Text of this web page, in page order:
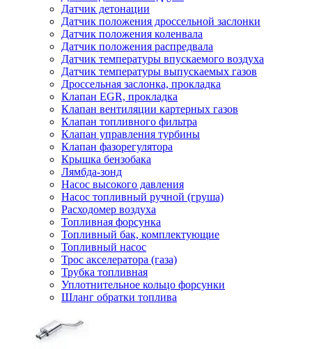
Датчик детонации
Датчик положения дроссельной заслонки
Датчик положения коленвала
Датчик положения распредвала
Датчик температуры впускаемого воздуха
Датчик температуры выпускаемых газов
Дроссельная заслонка, прокладка
Клапан EGR, прокладка
Клапан вентиляции картерных газов
Клапан топливного фильтра
Клапан управления турбины
Клапан фазорегулятора
Крышка бензобака
Лямбда-зонд
Насос высокого давления
Насос топливный ручной (груша)
Расходомер воздуха
Топливная форсунка
Топливный бак, комплектующие
Топливный насос
Трос акселератора (газа)
Трубка топливная
Уплотнительное кольцо форсунки
Шланг обратки топлива